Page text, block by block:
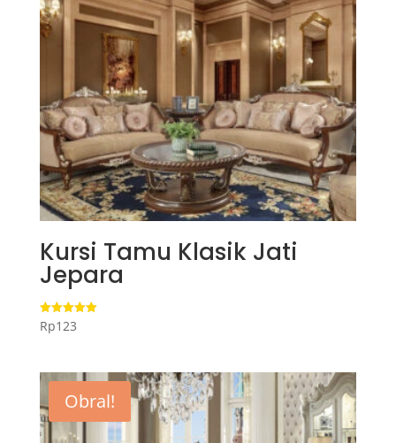
Kursi Tamu Klasik Jati
Jepara
Dinilai
5.00
Rp123
Obral!